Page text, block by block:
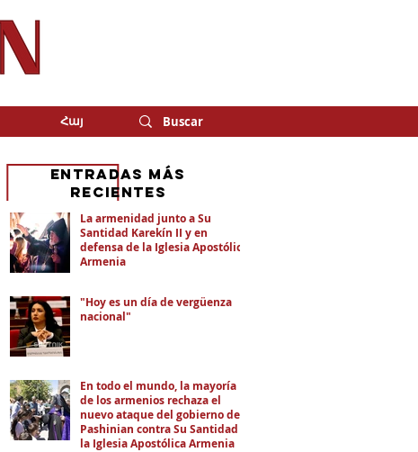
Հայ
La armenidad junto a Su
Santidad Karekín II y en
defensa de la Iglesia Apostólica
Armenia
"Hoy es un día de vergüenza
nacional"
En todo el mundo, la mayoría
de los armenios rechaza el
nuevo ataque del gobierno de
Pashinian contra Su Santidad y
la Iglesia Apostólica Armenia
eNTRADAS MÁS
RECIENTES